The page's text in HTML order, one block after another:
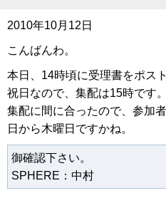
2010年10月12日
こんばんわ。
本日、14時頃に受理書をポス
祝日なので、集配は15時です。
集配に間に合ったので、参加
日から木曜日ですかね。
御確認下さい。
SPHERE：中村